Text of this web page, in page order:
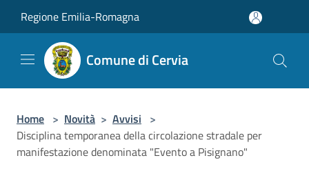
Regione Emilia-Romagna
Comune di Cervia
Home > Novità > Avvisi >
Disciplina temporanea della circolazione stradale per
manifestazione denominata "Evento a Pisignano"